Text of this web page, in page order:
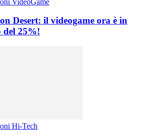
Desert: il videogame ora è in
del 25%!
Hi-Tech